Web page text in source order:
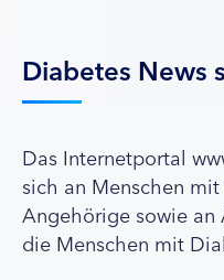
Diabetes News
Das Internetportal
sich an Menschen
Angehörige sowie an
die Menschen mit